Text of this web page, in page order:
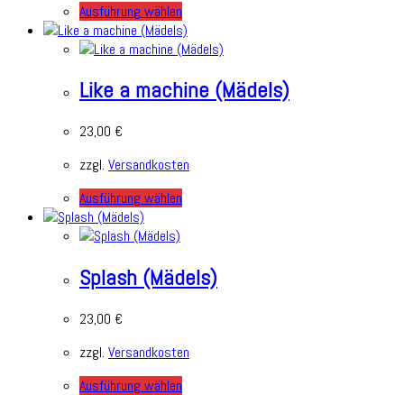
Ausführung wählen
Like a machine (Mädels)
23,00 €
zzgl. Versandkosten
Ausführung wählen
Splash (Mädels)
23,00 €
zzgl. Versandkosten
Ausführung wählen